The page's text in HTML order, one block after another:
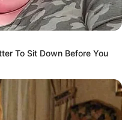
Fisik
To Sit Down Before You